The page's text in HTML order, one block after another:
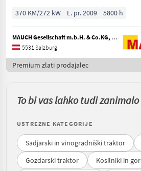
370 KM/272 kW L. pr. 2009 5800 h
MAUCH Gesellschaft m.b.H. & Co.KG, Eben
5531 Salzburg
Premium zlati prodajalec
To bi vas lahko tudi zanimalo
USTREZNE KATEGORIJE
Sadjarski in vinogradniški traktor
Gozdarski traktor
Kosilniki in